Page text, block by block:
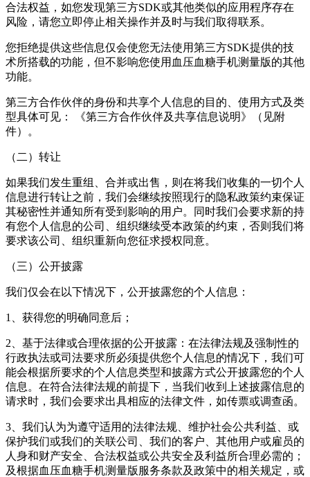
合法权益，如您发现第三方SDK或其他类似的应用程序存在
风险，请您立即停止相关操作并及时与我们取得联系。
您拒绝提供这些信息仅会使您无法使用第三方SDK提供的技
术所搭载的功能，但不影响您使用血压血糖手机测量版的其他
功能。
第三方合作伙伴的身份和共享个人信息的目的、使用方式及类
型具体可见： 《第三方合作伙伴及共享信息说明》（见附
件）。
（二）转让
如果我们发生重组、合并或出售，则在将我们收集的一切个人
信息进行转让之前，我们会继续按照现行的隐私政策约束保证
其秘密性并通知所有受到影响的用户。同时我们会要求新的持
有您个人信息的公司、组织继续受本政策的约束，否则我们将
要求该公司、组织重新向您征求授权同意。
（三）公开披露
我们仅会在以下情况下，公开披露您的个人信息：
1、获得您的明确同意后；
2、基于法律或合理依据的公开披露：在法律法规及强制性的
行政执法或司法要求所必须提供您个人信息的情况下，我们可
能会根据所要求的个人信息类型和披露方式公开披露您的个人
信息。在符合法律法规的前提下，当我们收到上述披露信息的
请求时，我们会要求出具相应的法律文件，如传票或调查函。
3、我们认为为遵守适用的法律法规、维护社会公共利益、或
保护我们或我们的关联公司、我们的客户、其他用户或雇员的
人身和财产安全、合法权益或公共安全及利益所合理必需的；
及根据血压血糖手机测量版服务条款及政策中的相关规定，或